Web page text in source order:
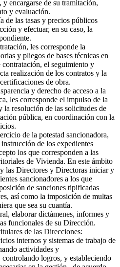
y encargarse de su tramitación,
y evaluación.
de las tasas y precios públicos
y efectuar, en su caso, la
les corresponde la
y pliegos de bases técnicas en
contratación, el seguimiento y
realización de los contratos y la
de obra.
y derecho de acceso a la
les corresponde el impulso de la
la resolución de las solicitudes de
pública, en coordinación con la
de la potestad sancionadora,
de los expedientes
los que corresponden a las
de Vivienda. En este ámbito
las Directores y Directoras iniciar y
sancionadores a los que
de sanciones tipificadas
así como la imposición de multas
que sea su cuantía.
elaborar dictámenes, informes y
funcionales de su Dirección.
de las Direcciones:
internos y sistemas de trabajo de
actividades y
controlando logros, y estableciendo